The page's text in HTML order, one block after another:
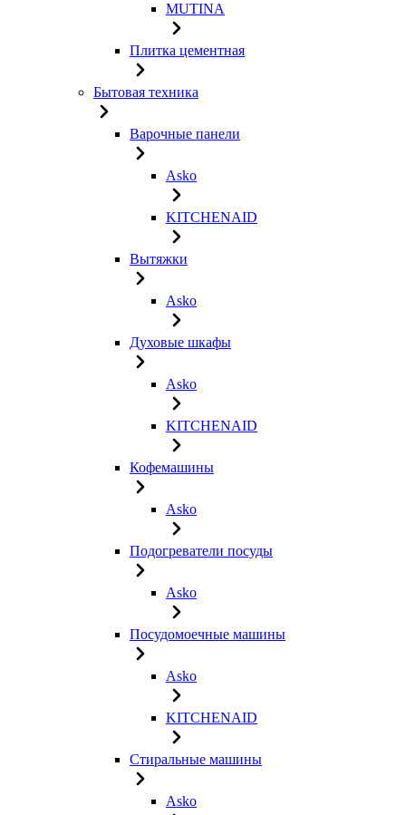
MUTINA
Плитка цементная
Бытовая техника
Варочные панели
Asko
KITCHENAID
Вытяжки
Asko
Духовые шкафы
Asko
KITCHENAID
Кофемашины
Asko
Подогреватели посуды
Asko
Посудомоечные машины
Asko
KITCHENAID
Стиральные машины
Asko